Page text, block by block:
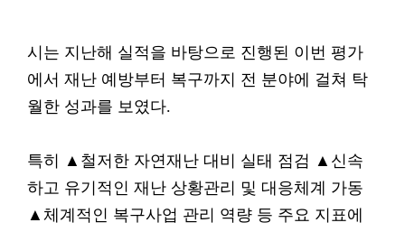
시는 지난해 실적을 바탕으로 진행된 이번 평가
에서 재난 예방부터 복구까지 전 분야에 걸쳐 탁
월한 성과를 보였다.
특히 ▲철저한 자연재난 대비 실태 점검 ▲신속
하고 유기적인 재난 상황관리 및 대응체계 가동
▲체계적인 복구사업 관리 역량 등 주요 지표에